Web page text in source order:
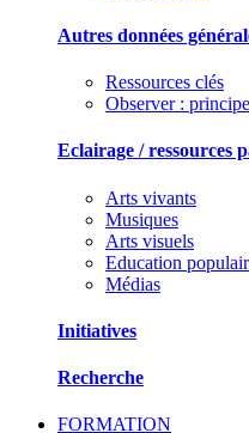
Autres données
Ressources clés
Observer :
Eclairage / ressources
Arts vivants
Musiques
Arts visuels
Education
Médias
Initiatives
Recherche
FORMATION